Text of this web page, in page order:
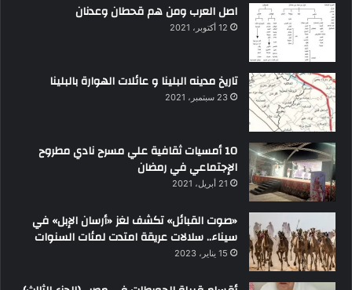
اصل العرب ومن هم قحطان وعدنان
12 أكتوبر، 2021
تاريخ مدينه البلينا و عائلات الهوارة بالبلينا
23 سبتمبر، 2021
10 أمسيات ثقافية علي مسرح نادي مطروح
الإجتماعي في رمضان
21 أبريل، 2021
«صوت القبائل» تكشف لغز «أرسان الإبل» في
سيناء.. سلالات عريقة امتدت لمئات السنوات
15 يناير، 2023